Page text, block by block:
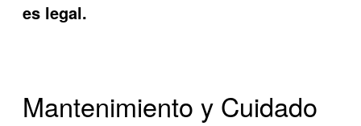
es legal.
Mantenimiento y Cuidado